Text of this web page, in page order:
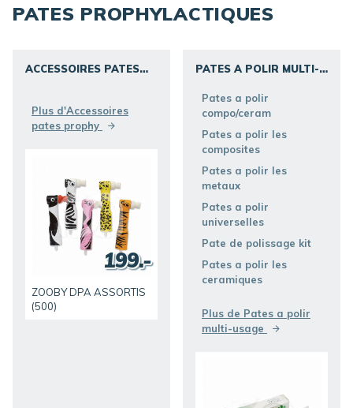
PATES PROPHYLACTIQUES
ACCESSOIRES PATES
Plus d'Accessoires
pates prophy
ZOOBY DPA ASSORTIS
(500)
199.-
PATES A POLIR MULTI-
Pates a polir
compo/ceram
Pates a polir les
composites
Pates a polir les
metaux
Pates a polir
universelles
Pate de polissage kit
Pates a polir les
ceramiques
Plus de Pates a polir
multi-usage